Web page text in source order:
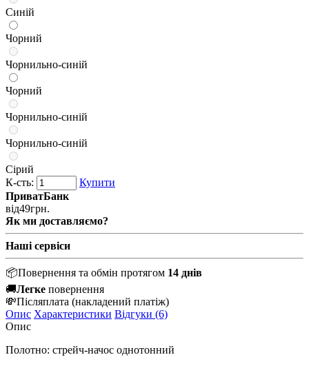
Синій
Чорний
Чорнильно-синій
Чорний
Чорнильно-синій
Чорнильно-синій
Сірий
К-сть:
Купити
ПриватБанк
від49грн.
Як ми доставляємо?
Наші сервіси
📦Повернення та обмін протягом 14 днів
🚚Легке повернення
💸Післяплата (накладений платіж)
Опис Характеристики Відгуки (6)
Опис
Полотно: стрейч-начос однотонний